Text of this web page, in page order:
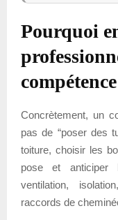
Pourquoi
compétence
Concrètement, un
pas de “poser des
toiture, choisir les
pose et anticiper
ventilation,
raccords de